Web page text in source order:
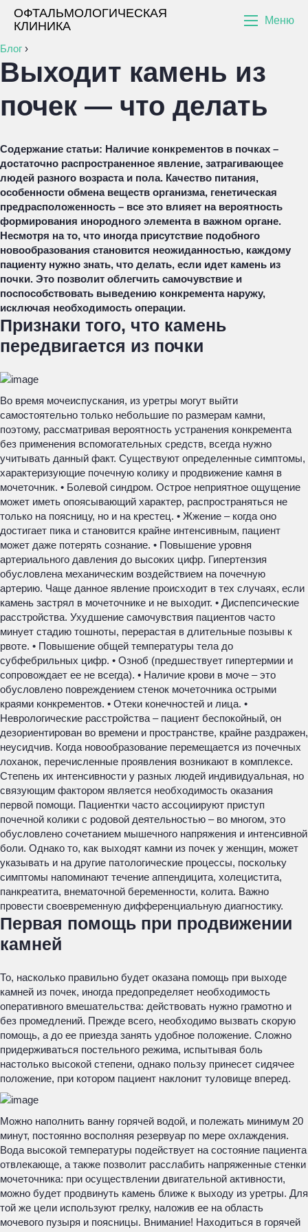
ОФТАЛЬМОЛОГИЧЕСКАЯ
КЛИНИКА
Меню
Блог ›
Выходит камень из
почек — что делать
Содержание статьи: Наличие конкрементов в почках –
достаточно распространенное явление, затрагивающее
людей разного возраста и пола. Качество питания,
особенности обмена веществ организма, генетическая
предрасположенность – все это влияет на вероятность
формирования инородного элемента в важном органе.
Несмотря на то, что иногда присутствие подобного
новообразования становится неожиданностью, каждому
пациенту нужно знать, что делать, если идет камень из
почки. Это позволит облегчить самочувствие и
поспособствовать выведению конкремента наружу,
исключая необходимость операции.
Признаки того, что камень
передвигается из почки
Во время мочеиспускания, из уретры могут выйти
самостоятельно только небольшие по размерам камни,
поэтому, рассматривая вероятность устранения конкремента
без применения вспомогательных средств, всегда нужно
учитывать данный факт. Существуют определенные симптомы,
характеризующие почечную колику и продвижение камня в
мочеточник. • Болевой синдром. Острое неприятное ощущение
может иметь опоясывающий характер, распространяться не
только на поясницу, но и на крестец. • Жжение – когда оно
достигает пика и становится крайне интенсивным, пациент
может даже потерять сознание. • Повышение уровня
артериального давления до высоких цифр. Гипертензия
обусловлена механическим воздействием на почечную
артерию. Чаще данное явление происходит в тех случаях, если
камень застрял в мочеточнике и не выходит. • Диспепсические
расстройства. Ухудшение самочувствия пациентов часто
минует стадию тошноты, перерастая в длительные позывы к
рвоте. • Повышение общей температуры тела до
субфебрильных цифр. • Озноб (предшествует гипертермии и
сопровождает ее не всегда). • Наличие крови в моче – это
обусловлено повреждением стенок мочеточника острыми
краями конкрементов. • Отеки конечностей и лица. •
Неврологические расстройства – пациент беспокойный, он
дезориентирован во времени и пространстве, крайне раздражен,
неусидчив. Когда новообразование перемещается из почечных
лоханок, перечисленные проявления возникают в комплексе.
Степень их интенсивности у разных людей индивидуальная, но
связующим фактором является необходимость оказания
первой помощи. Пациентки часто ассоциируют приступ
почечной колики с родовой деятельностью – во многом, это
обусловлено сочетанием мышечного напряжения и интенсивной
боли. Однако то, как выходят камни из почек у женщин, может
указывать и на другие патологические процессы, поскольку
симптомы напоминают течение аппендицита, холецистита,
панкреатита, внематочной беременности, колита. Важно
провести своевременную дифференциальную диагностику.
Первая помощь при продвижении
камней
То, насколько правильно будет оказана помощь при выходе
камней из почек, иногда предопределяет необходимость
оперативного вмешательства: действовать нужно грамотно и
без промедлений. Прежде всего, необходимо вызвать скорую
помощь, а до ее приезда занять удобное положение. Сложно
придерживаться постельного режима, испытывая боль
настолько высокой степени, однако пользу принесет сидячее
положение, при котором пациент наклонит туловище вперед.
Можно наполнить ванну горячей водой, и полежать минимум 20
минут, постоянно восполняя резервуар по мере охлаждения.
Вода высокой температуры подействует на состояние пациента
отвлекающе, а также позволит расслабить напряженные стенки
мочеточника: при осуществлении двигательной активности,
можно будет продвинуть камень ближе к выходу из уретры. Для
той же цели используют грелку, наложив ее на область
мочевого пузыря и поясницы. Внимание! Находиться в горячей